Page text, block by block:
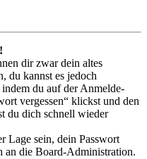
dir zwar dein altes
du kannst es jedoch
du auf der Anmelde-
vergessen“ klickst und den
du dich schnell wieder
Lage sein, dein Passwort
an die Board-Administration.